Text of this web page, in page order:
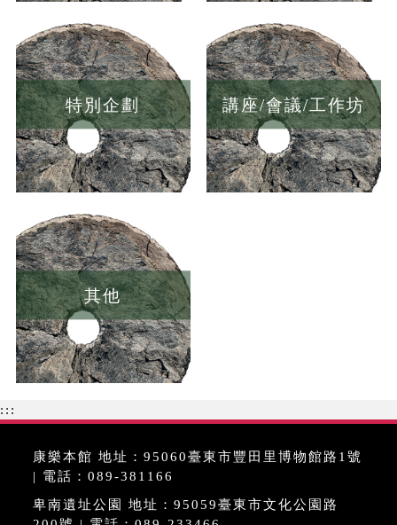
特別企劃 講座/會議/工作坊
其他
:::
康樂本館 地址：95060臺東市豐田里博物館路1號
| 電話：089-381166
卑南遺址公園 地址：95059臺東市文化公園路